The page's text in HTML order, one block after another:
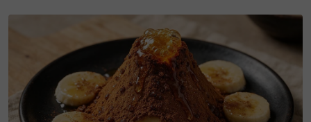
semakin mengutamakan keseimbangan antara
fungsi, keselesaan dan kesedaran terhadap alam
sekitar.
Sebagai jenama yang menawarkan pelbagai pilihan
kasut untuk lelaki, wanita dan kanak-kanak, IJMAL